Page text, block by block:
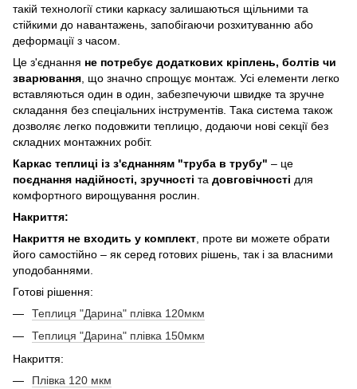
такій технології стики каркасу залишаються щільними та
стійкими до навантажень, запобігаючи розхитуванню або
деформації з часом.
Це з'єднання не потребує додаткових кріплень, болтів чи
зварювання , що значно спрощує монтаж. Усі елементи легко
вставляються один в один, забезпечуючи швидке та зручне
складання без спеціальних інструментів. Така система також
дозволяє легко подовжити теплицю, додаючи нові секції без
складних монтажних робіт.
Каркас теплиці із з'єднанням "труба в трубу" – це
поєднання надійності, зручності та довговічності для
комфортного вирощування рослин.
Накриття:
Накриття не входить у комплект , проте ви можете обрати
його самостійно – як серед готових рішень, так і за власними
уподобаннями.
Готові рішення:
Теплиця "Дарина" плівка 120мкм
Теплиця "Дарина" плівка 150мкм
Накриття:
Плівка 120 мкм